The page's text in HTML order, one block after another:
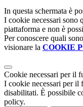
In questa schermata è
I cookie necessari sono
piattaforma e non è
Per conoscere quali
visionare la COOKIE
Cookie necessari per il
I cookie necessari per il
disabilitati. È possibile
policy.